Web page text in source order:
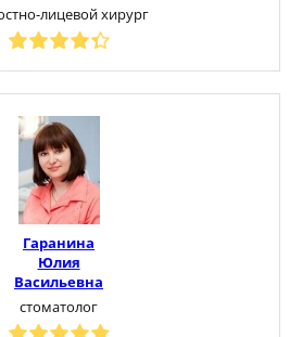
лицевой хирург
Гаранина
Юлия
Васильевна
стоматолог